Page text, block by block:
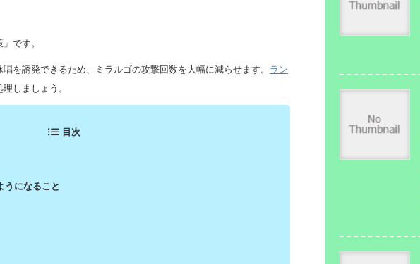
です。
を誘発できるため、ミラルゴの攻撃回数を大幅に減らせます。 ラン
しましょう。
目次
うになること